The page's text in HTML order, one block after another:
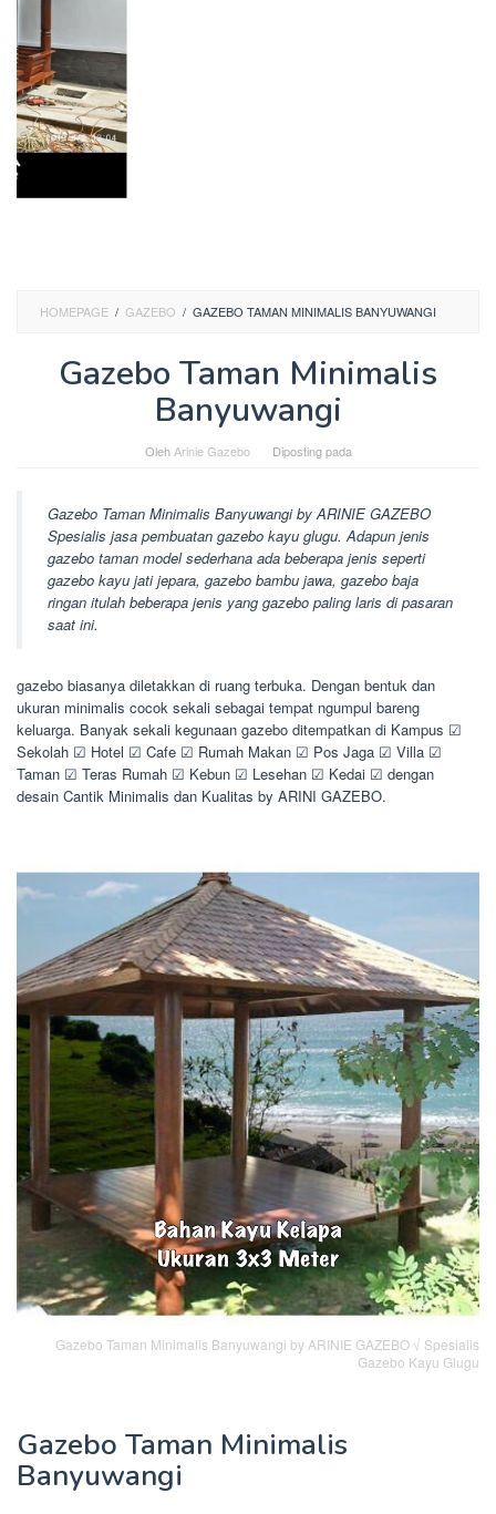
HOMEPAGE / GAZEBO / GAZEBO TAMAN MINIMALIS BANYUWANGI
Gazebo Taman Minimalis
Banyuwangi
Oleh Arinie Gazebo Diposting pada
Gazebo Taman Minimalis Banyuwangi by ARINIE GAZEBO
Spesialis jasa pembuatan gazebo kayu glugu. Adapun jenis
gazebo taman model sederhana ada beberapa jenis seperti
gazebo kayu jati jepara, gazebo bambu jawa, gazebo baja
ringan itulah beberapa jenis yang gazebo paling laris di pasaran
saat ini.
gazebo biasanya diletakkan di ruang terbuka. Dengan bentuk dan
ukuran minimalis cocok sekali sebagai tempat ngumpul bareng
keluarga. Banyak sekali kegunaan gazebo ditempatkan di Kampus ☑
Sekolah ☑ Hotel ☑ Cafe ☑ Rumah Makan ☑ Pos Jaga ☑ Villa ☑
Taman ☑ Teras Rumah ☑ Kebun ☑ Lesehan ☑ Kedai ☑ dengan
desain Cantik Minimalis dan Kualitas by ARINI GAZEBO.
Gazebo Taman Minimalis Banyuwangi by ARINIE GAZEBO √ Spesialis
Gazebo Kayu Glugu
Gazebo Taman Minimalis
Banyuwangi